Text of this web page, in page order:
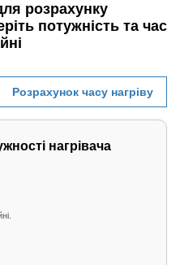
розрахунку
потужність та час
Розрахунок часу нагріву
нагрівача